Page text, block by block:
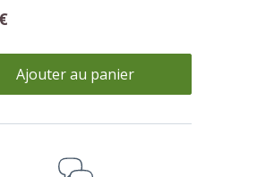
Ajouter au panier